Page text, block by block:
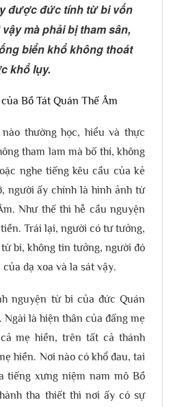
được đức tính từ bi vốn
mà phải bị tham sân,
biển khổ không thoát
khổ lụy.
Bồ Tát Quán Thế Âm
thường học, hiểu và thực
tham lam mà bố thí, không
nghe tiếng kêu cầu của kẻ
người ấy chính là hình ảnh từ
Như thế thì hễ cầu nguyện
Trái lại, người có tư tưởng,
bi, không tin tưởng, người đó
dạ xoa và la sát vậy.
nguyện từ bi của đức Quán
Ngài là hiện thân của đấng mẹ
mẹ hiền, trên tất cả thánh
hiền. Nơi nào có khổ đau, tai
tiếng xưng niệm nam mô Bồ
tha thiết thì nơi ấy có sự